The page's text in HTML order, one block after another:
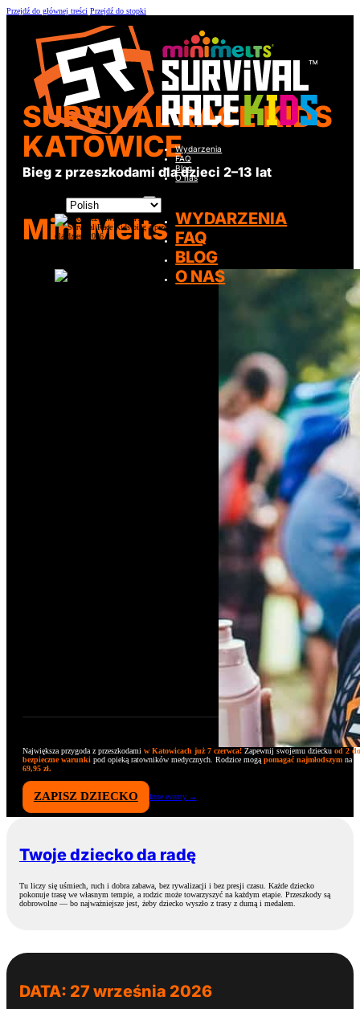
Przejdź do głównej treści Przejdź do stopki
Wydarzenia
FAQ
Blog
O nas
WYDARZENIA
FAQ
BLOG
O NAS
SURVIVAL RACE KIDS
KATOWICE
Bieg z przeszkodami dla dzieci 2–13 lat
Mini Melts
Największa przygoda z przeszkodami w Katowicach już 7 czerwca! Zapewnij swojemu dziecku od 2
bezpieczne warunki pod opieką ratowników medycznych. Rodzice mogą pomagać najmłodszym na
69,95 zł.
ZAPISZ DZIECKO Inne eventy →
Twoje dziecko da radę
Tu liczy się uśmiech, ruch i dobra zabawa, bez rywalizacji i bez presji czasu. Każde dziecko
pokonuje trasę we własnym tempie, a rodzic może towarzyszyć na każdym etapie. Przeszkody są
dobrowolne — bo najważniejsze jest, żeby dziecko wyszło z trasy z dumą i medalem.
DATA: 27 września 2026